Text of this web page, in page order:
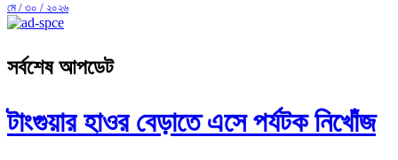
মে / ৩০ / ২০২৬
সর্বশেষ আপডেট
টাংগুয়ার হাওর বেড়াতে এসে পর্যটক নিখোঁজ